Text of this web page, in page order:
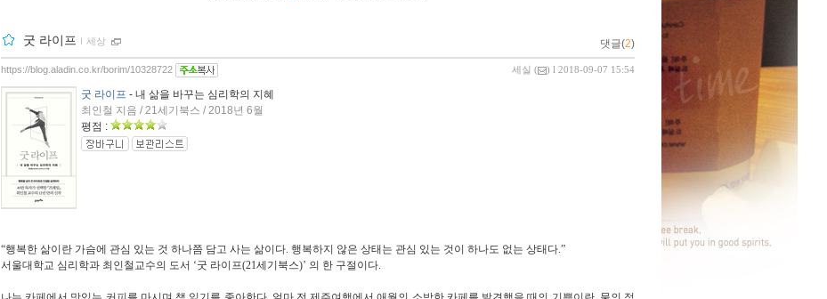
굿 라이프 ｌ 세상 댓글(2)
세실 ( ) l 2018-09-07 15:54
https://blog.aladin.co.kr/borim/10328722
굿 라이프 - 내 삶을 바꾸는 심리학의 지혜
최인철 지음 / 21세기북스 / 2018년 6월
평점 :
“행복한 삶이란 가슴에 관심 있는 것 하나쯤 담고 사는 삶이다. 행복하지 않은 상태는 관심 있는 것이 하나도 없는 상태다.”
서울대학교 심리학과 최인철교수의 도서 ‘굿 라이프(21세기북스)’ 의 한 구절이다.